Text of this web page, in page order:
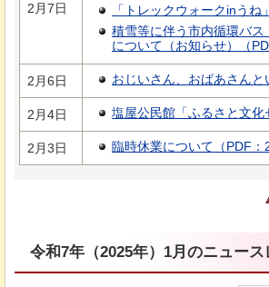
2月7日
「トレックウォークinう
積雪等に伴う市内循環バ
について（お知らせ）（
2月6日 おじいさん、おばあさん
2月4日 塩屋公民館「ふるさと文
2月3日 臨時休業について（PDF：
令和7年（2025年）1月のニュース